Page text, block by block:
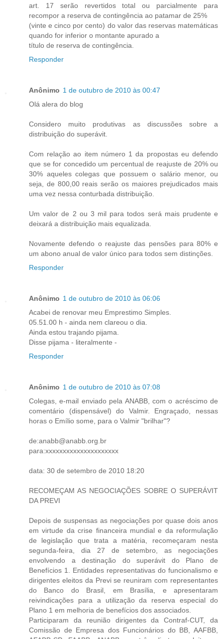
art. 17 serão revertidos total ou parcialmente para
recompor a reserva de contingência ao patamar de 25%
(vinte e cinco por cento) do valor das reservas matemáticas
quando for inferior o montante apurado a
título de reserva de contingência.
Responder
Anônimo 1 de outubro de 2010 às 00:47
Olá alera do blog
Considero muito produtivas as discussões sobre a
distribuição do superávit.
Com relação ao item número 1 da propostas eu defendo
que se for concedido um percentual de reajuste de 20% ou
30% aqueles colegas que possuem o salário menor, ou
seja, de 800,00 reais serão os maiores prejudicados mais
uma vez nessa conturbada distribuição.
Um valor de 2 ou 3 mil para todos será mais prudente e
deixará a distribuição mais equalizada.
Novamente defendo o reajuste das pensões para 80% e
um abono anual de valor único para todos sem distinções.
Responder
Anônimo 1 de outubro de 2010 às 06:06
Acabei de renovar meu Emprestimo Simples.
05.51.00 h - ainda nem clareou o dia.
Ainda estou trajando pijama.
Disse pijama - literalmente -
Responder
Anônimo 1 de outubro de 2010 às 07:08
Colegas, e-mail enviado pela ANABB, com o acréscimo de
comentário (dispensável) do Valmir. Engraçado, nessas
horas o Emílio some, para o Valmir "brilhar"?
de:anabb@anabb.org.br
para:xxxxxxxxxxxxxxxxxxxxx
data: 30 de setembro de 2010 18:20
RECOMEÇAM AS NEGOCIAÇÕES SOBRE O SUPERÁVIT
DA PREVI
Depois de suspensas as negociações por quase dois anos
em virtude da crise financeira mundial e da reformulação
de legislação que trata a matéria, recomeçaram nesta
segunda-feira, dia 27 de setembro, as negociações
envolvendo a destinação do superávit do Plano de
Benefícios 1. Entidades representativas do funcionalismo e
dirigentes eleitos da Previ se reuniram com representantes
do Banco do Brasil, em Brasília, e apresentaram
reivindicações para a utilização da reserva especial do
Plano 1 em melhoria de benefícios dos associados.
Participaram da reunião dirigentes da Contraf-CUT, da
Comissão de Empresa dos Funcionários do BB, AAFBB,